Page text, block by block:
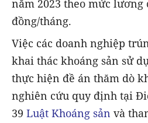
năm 2023 theo mức lương
đồng/tháng.
Việc các doanh nghiệp
khai thác khoáng sản sử
thực hiện đề án thăm dò
nghiên cứu quy định tại
39 Luật Khoáng sản và